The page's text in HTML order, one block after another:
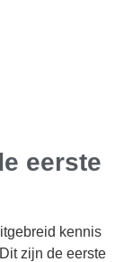
eerste
kennis
zijn de eerste